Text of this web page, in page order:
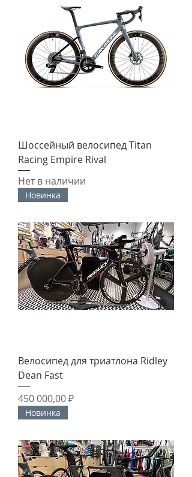
Шоссейный велосипед Titan
Racing Empire Rival
Нет в наличии
Новинка
Велосипед для триатлона Ridley
Dean Fast
Цена
450 000,00 ₽
Новинка